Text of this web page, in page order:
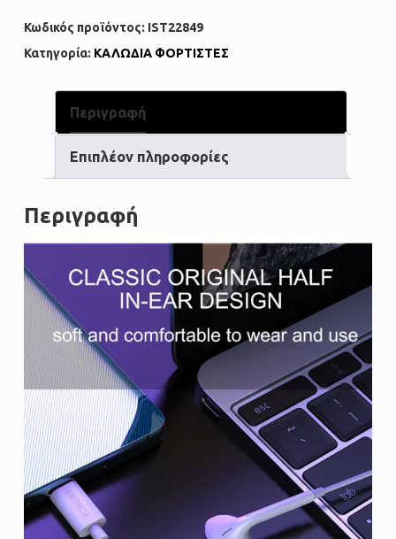
Κωδικός προϊόντος: IST22849
Κατηγορία: ΚΑΛΩΔΙΑ ΦΟΡΤΙΣΤΕΣ
Περιγραφή
Επιπλέον πληροφορίες
Περιγραφή